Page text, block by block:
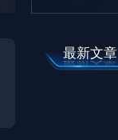
最新文章